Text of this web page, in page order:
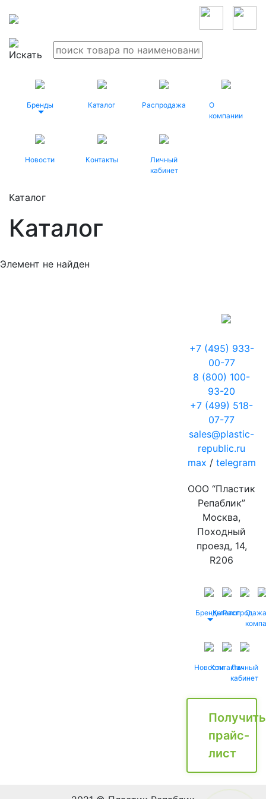
Бренды Каталог Распродажа
О
компании
Новости Контакты
Личный
кабинет
Каталог
Каталог
Элемент не найден
+7 (495) 933-
00-77
8 (800) 100-
93-20
+7 (499) 518-
07-77
sales@plastic-
republic.ru
max / telegram
ООО “Пластик
Репаблик”
Москва,
Походный
проезд, 14,
R206
БрендыКаталог
Распродажа
О
НовостиКонтактыЛичный
кабинет
Получить
прайс-
лист